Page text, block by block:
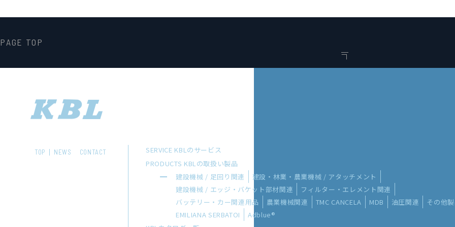
TOP NEWS CONTACT
SERVICE KBLのサービス
PRODUCTS KBLの取扱い製品
建設機械 / 足回り関連
建設・林業・農業機械 / アタッチメント
建設機械 / エッジ・バケット部材関連
フィルター・エレメント関連
バッテリー・カー関連用品
農業機械関連 TMC CANCELA MDB 油圧関連
その他
EMILIANA SERBATOI
Adblue®
PAGE TOP